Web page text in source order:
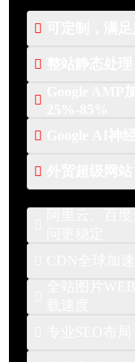

和修改，同
1.灵活性：网
适应未来的业


加快页面加
MIP 是百度


内网站资源永
多国服务器